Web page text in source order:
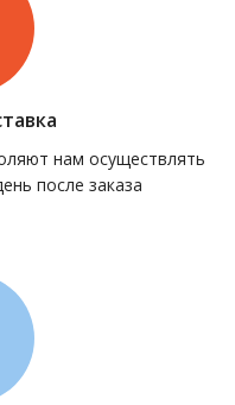
нам осуществлять
после заказа